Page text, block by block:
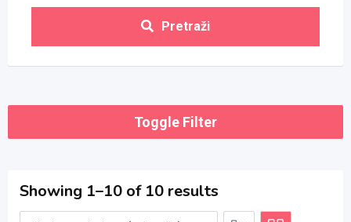
Pretraži
Toggle Filter
Showing 1–10 of 10 results